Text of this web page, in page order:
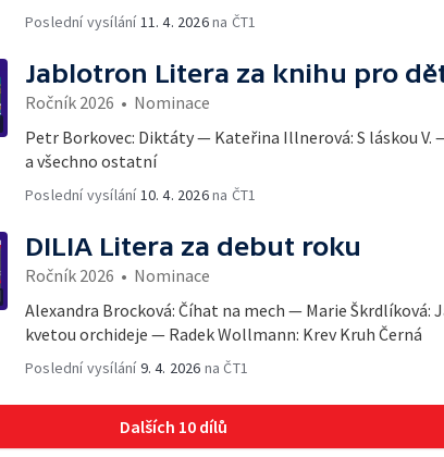
Poslední vysílání 11. 4. 2026na ČT1
Jablotron Litera za knihu pro
Ročník 2026 • Nominace
Petr Borkovec: Diktáty — Kateřina Illnerová: S láskou V.
a všechno ostatní
Poslední vysílání 10. 4. 2026na ČT1
DILIA Litera za debut roku
Ročník 2026 • Nominace
Alexandra Brocková: Číhat na mech — Marie Škrdlíková:
kvetou orchideje — Radek Wollmann: Krev Kruh Černá
Poslední vysílání9. 4. 2026 na ČT1
Dalších 10 dílů